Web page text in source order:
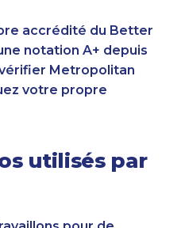
accrédité du Better
notation A+ depuis
Metropolitan
votre propre
utilisés par